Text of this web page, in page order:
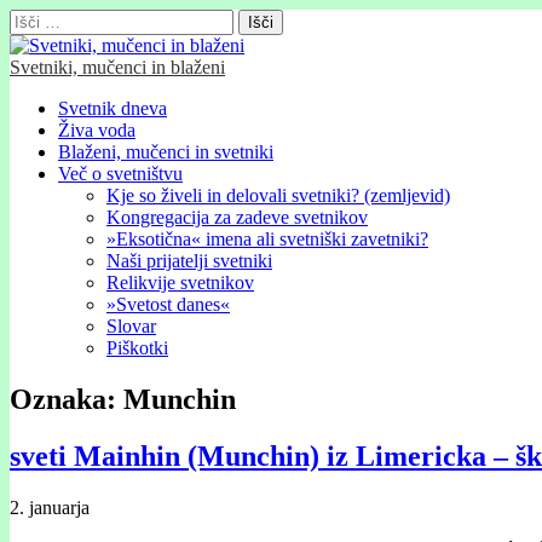
Išči:
Svetniki, mučenci in blaženi
Glavni
meni
Skip
content
Svetnik dneva
Živa voda
Blaženi, mučenci in svetniki
Več o svetništvu
Kje so živeli in delovali svetniki? (zemljevid)
Kongregacija za zadeve svetnikov
»Eksotična« imena ali svetniški zavetniki?
Naši prijatelji svetniki
Relikvije svetnikov
»Svetost danes«
Slovar
Piškotki
Oznaka: Munchin
sveti Mainhin (Munchin) iz Limericka –
2. januarja